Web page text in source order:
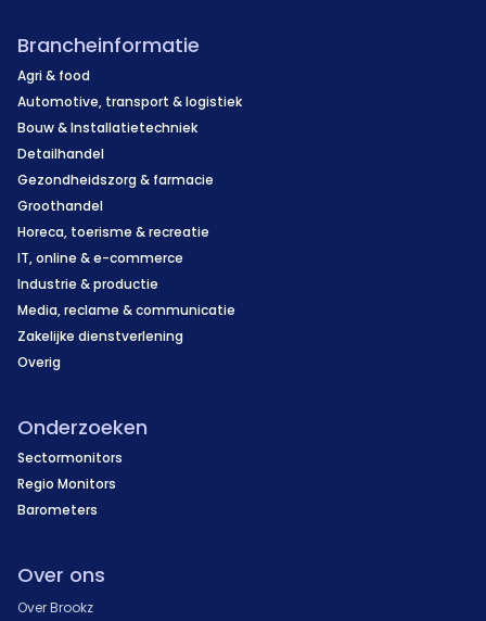
Brancheinformatie
Agri & food
Automotive, transport & logistiek
Bouw & Installatietechniek
Detailhandel
Gezondheidszorg & farmacie
Groothandel
Horeca, toerisme & recreatie
IT, online & e-commerce
Industrie & productie
Media, reclame & communicatie
Zakelijke dienstverlening
Overig
Onderzoeken
Sectormonitors
Regio Monitors
Barometers
Over ons
Over Brookz